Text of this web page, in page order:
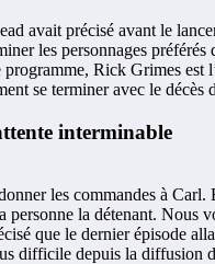
avait précisé avant le
les personnages
Rick Grimes est
se terminer avec le décès
interminable
les commandes à
personne la détenant. Nous
que le dernier épisode
difficile depuis la diffusion